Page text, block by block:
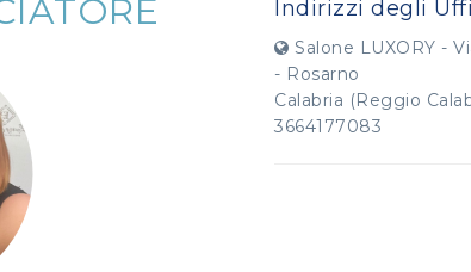
Indirizzi degli
Salone LUXORY -
- Rosarno
Calabria (Reggio
3664177083